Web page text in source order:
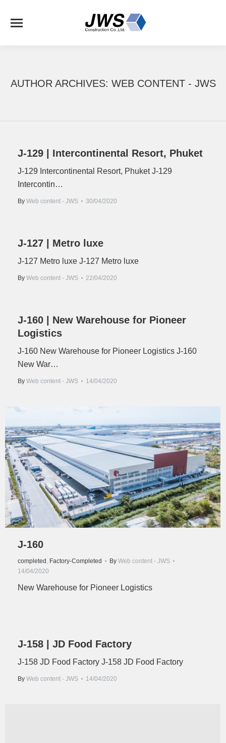
AUTHOR ARCHIVES: WEB CONTENT - JWS
J-129 | Intercontinental Resort, Phuket
J-129 Intercontinental Resort, Phuket J-129
Intercontin…
By Web content - JWS 30/04/2020
J-127 | Metro luxe
J-127 Metro luxe J-127 Metro luxe
By Web content - JWS 22/04/2020
J-160 | New Warehouse for Pioneer
Logistics
J-160 New Warehouse for Pioneer Logistics J-160
New War…
By Web content - JWS 14/04/2020
J-160
completed , Factory-Completed By Web content - JWS
14/04/2020
New Warehouse for Pioneer Logistics
J-158 | JD Food Factory
J-158 JD Food Factory J-158 JD Food Factory
By Web content - JWS 14/04/2020